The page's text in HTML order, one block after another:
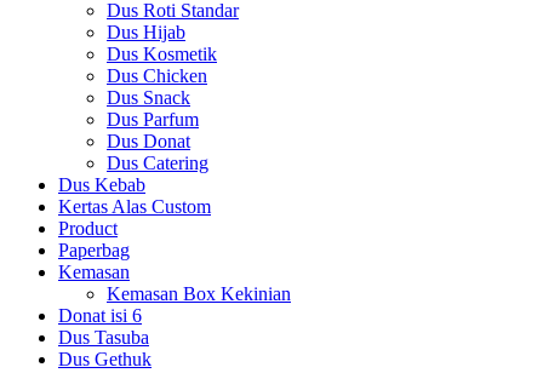
Dus Roti Standar
Dus Hijab
Dus Kosmetik
Dus Chicken
Dus Snack
Dus Parfum
Dus Donat
Dus Catering
Dus Kebab
Kertas Alas Custom
Product
Paperbag
Kemasan
Kemasan Box Kekinian
Donat isi 6
Dus Tasuba
Dus Gethuk